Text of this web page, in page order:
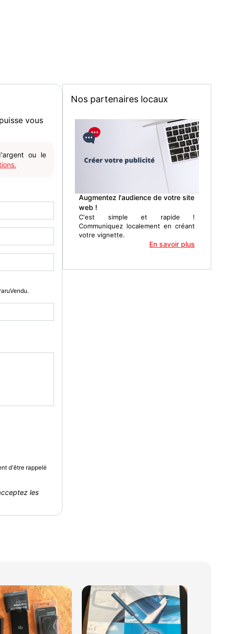
vous
ou le
d'être rappelé
les
Nos partenaires locaux
Augmentez l'audience de votre site
web !
C'est simple et rapide !
Communiquez localement en créant
votre vignette.
En savoir plus